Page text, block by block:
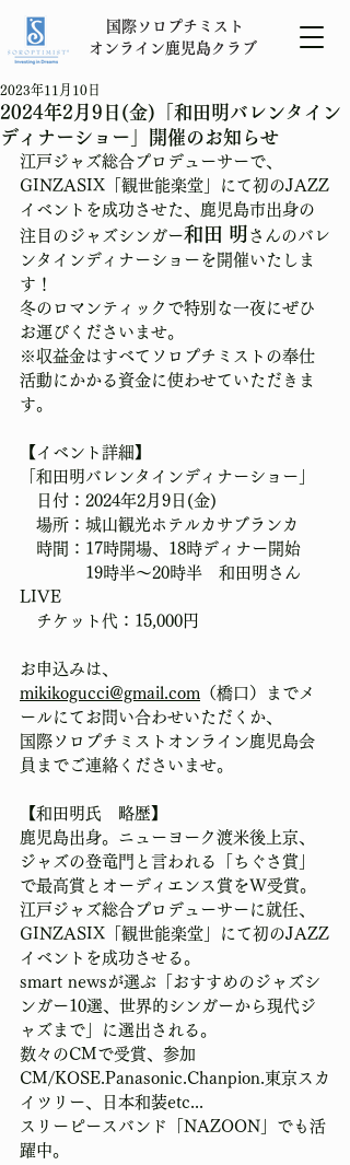
​国際ソロプチミスト
オンライン鹿児島 クラブ
2024年2月9日(金)「和田明バレンタイン
ディナーショー」開催のお知らせ
2023年11月10日
江戸ジャズ総合プロデューサーで、
GINZASIX「観世能楽堂」にて初のJAZZ
イベントを成功させた、鹿児島市出身の
注目のジャズシンガー和田 明 さんのバレ
ンタインディナーショーを開催いたしま
す！
冬のロマンティックで特別な一夜にぜひ
お運びくださいませ。
※収益金はすべてソロプチミストの奉仕
活動にかかる資金に使わせていただきま
す。
【イベント詳細】
「和田明バレンタインディナーショー」
日付：2024年2月9日(金)
場所：城山観光ホテルカサブランカ
時間：17時開場、18時ディナー開始
19時半～20時半　和田明さん
LIVE
チケット代：15,000円
お申込みは、
mikikogucci@gmail.com （橋口）までメ
ールにてお問い合わせいただくか、
国際ソロプチミストオンライン鹿児島会
員までご連絡くださいませ。
【和田明氏　略歴】
鹿児島出身。ニューヨーク渡米後上京、
ジャズの登竜門と言われる「ちぐさ賞」
で最高賞とオーディエンス賞をW受賞。
江戸ジャズ総合プロデューサーに就任、
GINZASIX「観世能楽堂」にて初のJAZZ
イベントを成功させる。
smart newsが選ぶ「おすすめのジャズシ
ンガー10選、世界的シンガーから現代ジ
ャズまで」に選出される。
数々のCMで受賞、参加
CM/KOSE.Panasonic.Chanpion.東京スカ
イツリー、日本和装etc...
スリーピースバンド「NAZOON」でも活
躍中。